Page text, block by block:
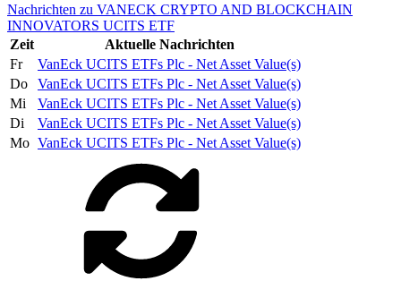
Nachrichten zu VANECK CRYPTO AND BLOCKCHAIN
INNOVATORS UCITS ETF
Zeit
Aktuelle Nachrichten
Fr
VanEck UCITS ETFs Plc - Net Asset Value(s)
Do
VanEck UCITS ETFs Plc - Net Asset Value(s)
Mi
VanEck UCITS ETFs Plc - Net Asset Value(s)
Di
VanEck UCITS ETFs Plc - Net Asset Value(s)
Mo VanEck UCITS ETFs Plc - Net Asset Value(s)